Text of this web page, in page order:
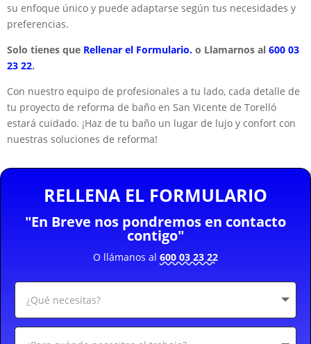
su enfoque único y puede adaptarse según tus necesidades y
preferencias.
Solo tienes que Rellenar el Formulario. o Llamarnos al 600 03
23 22.
Con nuestro equipo de profesionales a tu lado, cada detalle de
tu proyecto de reforma de baño en San Vicente de Torelló
estará cuidado. ¡Haz de tu baño un lugar de lujo y confort con
nuestras soluciones de reforma!
RELLENA EL FORMULARIO
"En Breve nos pondremos en contacto
contigo"
O llámanos al 600 03 23 22